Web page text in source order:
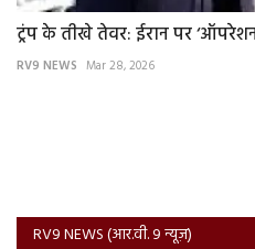
ट्रंप के तीखे तेवर: ईरान पर
RV9 NEWS Mar 28, 2026
RV9 NEWS (आर.वी. 9 न्यूज़)